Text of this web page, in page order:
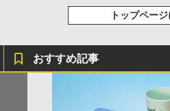
トップペー
おすすめ記事